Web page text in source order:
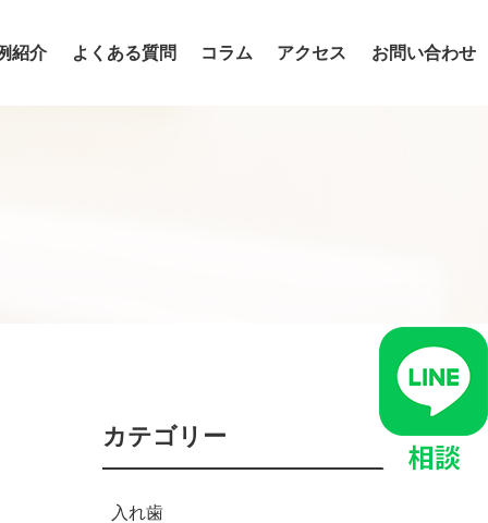
紹介 よくある質問 コラム アクセス お問い合わせ
カテゴリー
入れ歯